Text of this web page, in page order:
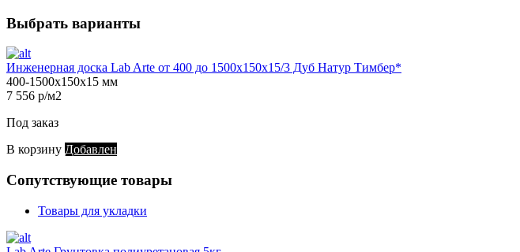
Выбрать варианты
Инженерная доска Lab Arte от 400 до 1500х150х15/3 Дуб Натур Тимбер*
400-1500х150х15 мм
7 556 р/м2
Под заказ
В корзину Добавлен
Сопутствующие товары
Товары для укладки